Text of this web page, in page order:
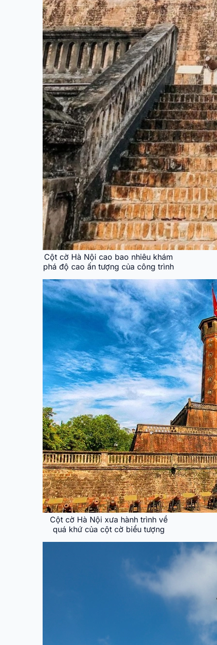
Cột cờ Hà Nội cao bao nhiêu khám
phá độ cao ấn tượng của công trình
Cột cờ Hà Nội xưa hành trình về
quá khứ của cột cờ biểu tượng